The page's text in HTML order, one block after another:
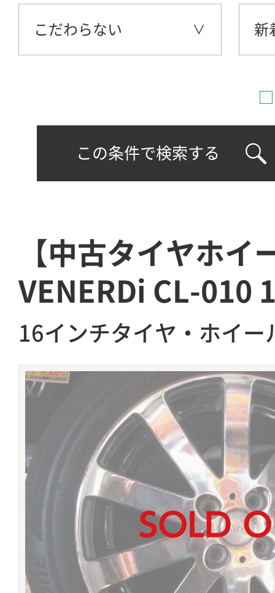
こだわらない 新
この条件で検索する
【中古タイヤホイ
VENERDi CL-010
16インチタイヤ・ホイー